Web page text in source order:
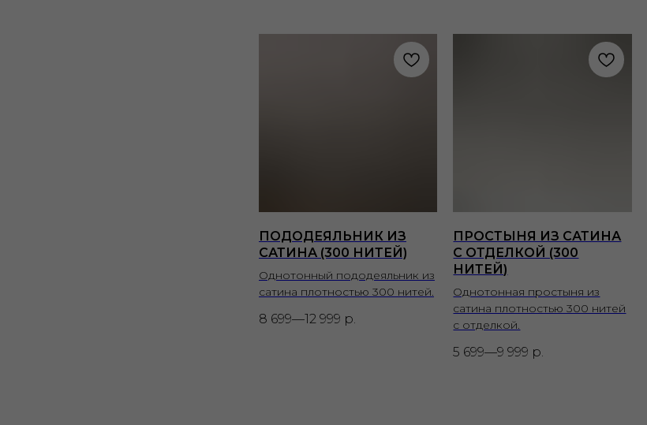
ПОДОДЕЯЛЬНИК ИЗ
САТИНА (300 НИТЕЙ)
Однотонный пододеяльник из
сатина плотностью 300 нитей.
8 699—12 999 р.
ПРОСТЫНЯ ИЗ САТИНА
С ОТДЕЛКОЙ (300
НИТЕЙ)
Однотонная простыня из
сатина плотностью 300 нитей
с отделкой.
5 699—9 999 р.